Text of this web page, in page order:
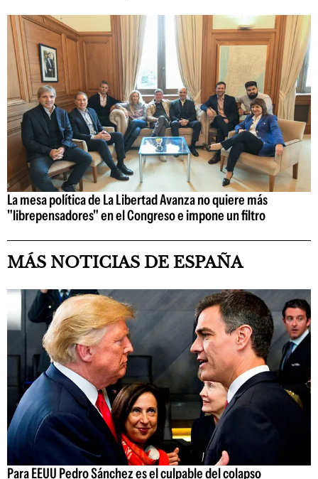
La mesa política de La Libertad Avanza no quiere más
"librepensadores" en el Congreso e impone un filtro
MÁS NOTICIAS DE ESPAÑA
Para EEUU Pedro Sánchez es el culpable del colapso